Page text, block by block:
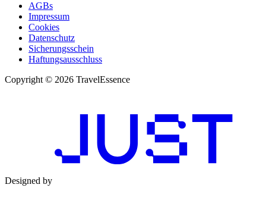
AGBs
Impressum
Cookies
Datenschutz
Sicherungsschein
Haftungsausschluss
Copyright © 2026 TravelEssence
Designed by